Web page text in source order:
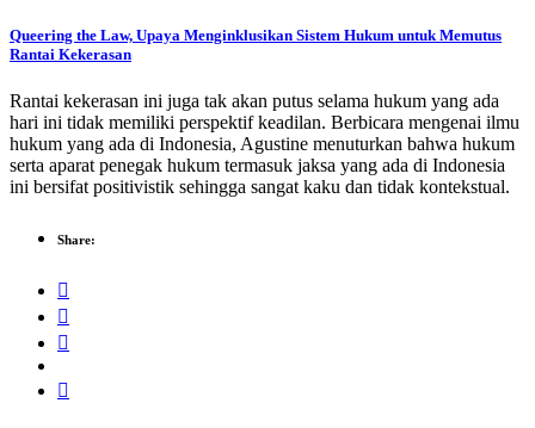
Queering the Law, Upaya Menginklusikan Sistem Hukum untuk Memutus
Rantai Kekerasan
Rantai kekerasan ini juga tak akan putus selama hukum yang ada
hari ini tidak memiliki perspektif keadilan. Berbicara mengenai ilmu
hukum yang ada di Indonesia, Agustine menuturkan bahwa hukum
serta aparat penegak hukum termasuk jaksa yang ada di Indonesia
ini bersifat positivistik sehingga sangat kaku dan tidak kontekstual.
Share: